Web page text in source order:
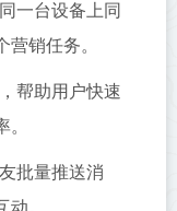
一台设备上同
销任务。
帮助用户快速
批量推送消